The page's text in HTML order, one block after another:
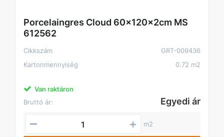
Porcelaingres Cloud 60x120x2cm MS
612562
Cikkszám
GRT-009436
Kartonmennyiség
0.72 m2
Van raktáron
Bruttó ár:
Egyedi ár
m2